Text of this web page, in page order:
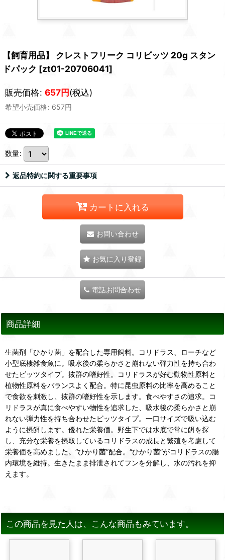
【飼育用品】 クレストフリーク コリビッツ 20g スタン
ドパック [zt01-20706041]
販売価格: 657円(税込)
希望小売価格: 657円
数量:
返品特約に関する重要事項
カートに入れる
お問い合わせ
お気に入り登録
電話お問合わせ
商品詳細
生菌剤「ひかり菌」を配合した専用飼料。コリドラス、ローチなど
小型底棲雑食魚に。吸水後の柔らかさと崩れない弾力性を持ち合わ
せたビッツタイプ。抜群の嗜好性。コリドラスが好む動物性原料と
植物性原料をバランスよく配合。特に昆虫原料の比率を高めること
で食欲を刺激し、抜群の嗜好性を示します。食べやすさの追求。コ
リドラスが真に食べやすい物性を追求した、吸水後の柔らかさと崩
れない弾力性を持ち合わせたビッツタイプ。一口サイズで吸い込む
ように摂餌します。優れた栄養価。野生下では水底で常に餌を探
し、充分な栄養を摂取しているコリドラスの成長と繁殖を考慮して
栄養価を高めました。“ひかり菌”配合。“ひかり菌”がコリドラスの腸
内環境を維持。生きたまま排泄されてフンを分解し、水の汚れを抑
えます。
この商品を見た人は、こんな商品もみています。